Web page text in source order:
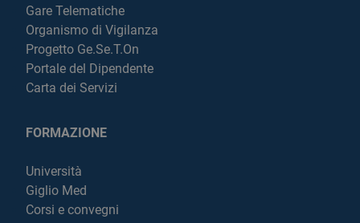
Gare Telematiche
Organismo di Vigilanza
Progetto Ge.Se.T.On
Portale del Dipendente
Carta dei Servizi
FORMAZIONE
Università
Giglio Med
Corsi e convegni